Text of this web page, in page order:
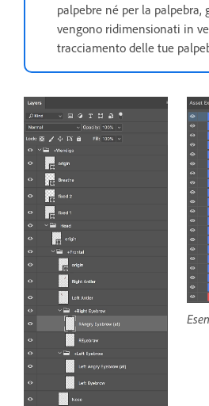
palpebre né per la palpebra,
vengono ridimensionati in
tracciamento delle tue